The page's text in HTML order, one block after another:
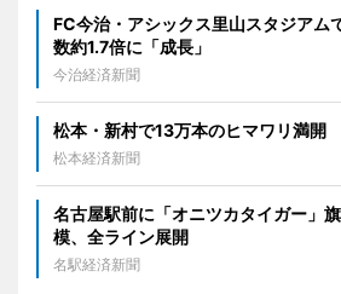
FC今治・アシックス里山スタジア
数約1.7倍に「成長」
今治経済新聞
松本・新村で13万本のヒマワリ満
松本経済新聞
名古屋駅前に「オニツカタイガー」
模、全ライン展開
名駅経済新聞